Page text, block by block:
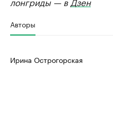
Авторы
Ирина Острогорская